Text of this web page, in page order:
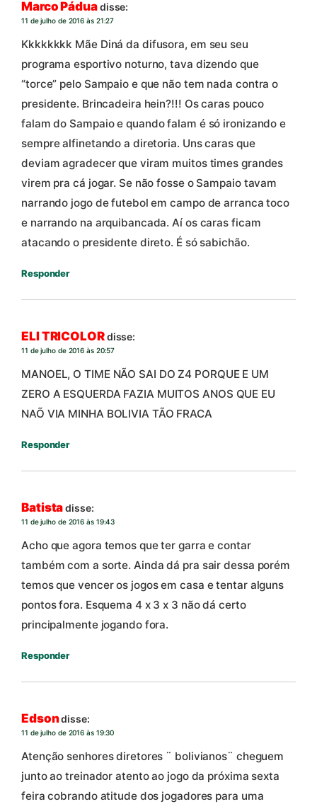
Marco Páduadisse:
11 de julho de 2016 às 21:27
Kkkkkkkk Mãe Diná da difusora, em seu seu
programa esportivo noturno, tava dizendo que
“torce” pelo Sampaio e que não tem nada contra o
presidente. Brincadeira hein?!!! Os caras pouco
falam do Sampaio e quando falam é só ironizando e
sempre alfinetando a diretoria. Uns caras que
deviam agradecer que viram muitos times grandes
virem pra cá jogar. Se não fosse o Sampaio tavam
narrando jogo de futebol em campo de arranca toco
e narrando na arquibancada. Aí os caras ficam
atacando o presidente direto. É só sabichão.
Responder
ELI TRICOLORdisse:
11 de julho de 2016 às 20:57
MANOEL, O TIME NÃO SAI DO Z4 PORQUE E UM
ZERO A ESQUERDA FAZIA MUITOS ANOS QUE EU
NAÕ VIA MINHA BOLIVIA TÃO FRACA
Responder
Batistadisse:
11 de julho de 2016 às 19:43
Acho que agora temos que ter garra e contar
também com a sorte. Ainda dá pra sair dessa porém
temos que vencer os jogos em casa e tentar alguns
pontos fora. Esquema 4 x 3 x 3 não dá certo
principalmente jogando fora.
Responder
Edsondisse:
11 de julho de 2016 às 19:30
Atenção senhores diretores ¨ bolivianos¨ cheguem
junto ao treinador atento ao jogo da próxima sexta
feira cobrando atitude dos jogadores para uma